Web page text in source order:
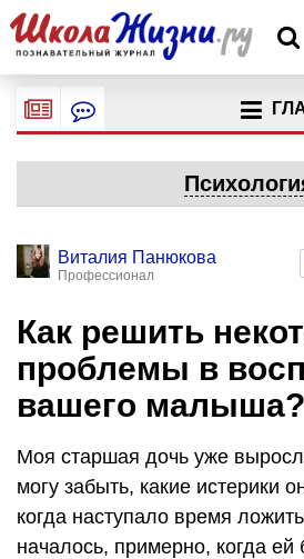
Виталия Панюкова
Профессионал
Как решить
проблемы в
вашего малыша?
Моя старшая дочь уже
могу забыть, какие истерики
когда наступало время
началось, примерно, когда